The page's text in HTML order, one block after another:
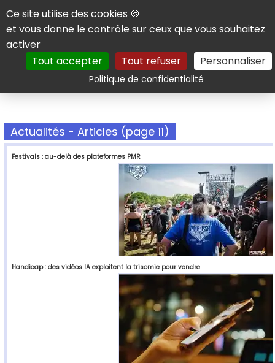
Panneau de gestion des cookies
Ce site utilise des cookies 🍪
et vous donne le contrôle sur ceux que vous souhaitez
activer
Tout accepter
Tout refuser Personnaliser
Politique de confidentialitéRechercher
Actualités - Articles (page 11)
Festivals : au-delà des plateformes PMR
Handicap : des vidéos IA exploitent la trisomie pour vendre